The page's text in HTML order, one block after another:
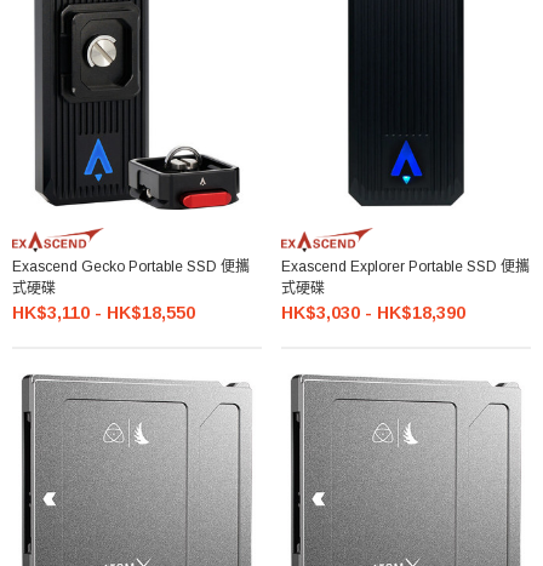
Exascend Gecko Portable SSD 便攜
式硬碟
HK$3,110 - HK$18,550
Exascend Explorer Portable SSD 便攜
式硬碟
HK$3,030 - HK$18,390